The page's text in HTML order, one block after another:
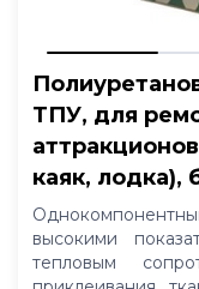
ТПУ, для
каяк, лодка),
высокими
тепловым